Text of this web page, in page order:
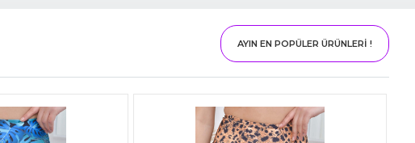
AYIN EN POPÜLER ÜRÜNLERİ !